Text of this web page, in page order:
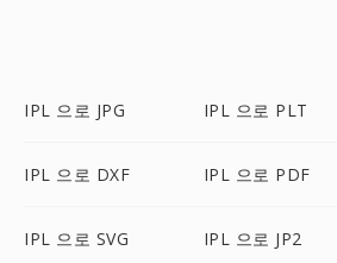
IPL 으로 JPG IPL 으로 PLT
IPL 으로 DXF IPL 으로 PDF
IPL 으로 SVG IPL 으로 JP2